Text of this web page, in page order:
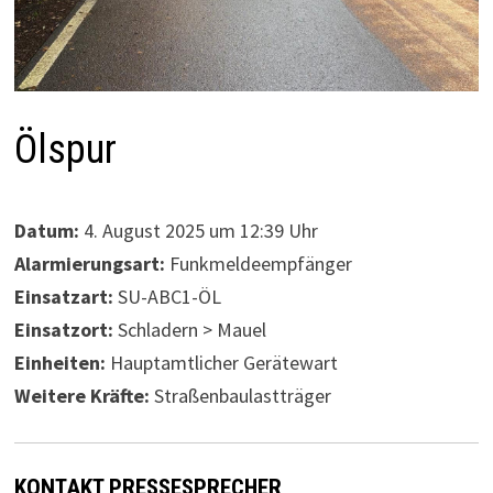
Ölspur
Datum: 4. August 2025 um 12:39 Uhr
Alarmierungsart: Funkmeldeempfänger
Einsatzart: SU-ABC1-ÖL
Einsatzort: Schladern > Mauel
Einheiten: Hauptamtlicher Gerätewart
Weitere Kräfte: Straßenbaulastträger
KONTAKT PRESSESPRECHER